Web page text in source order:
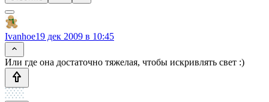
Ivanhoe19 дек 2009 в 10:45
Или где она достаточно тяжелая, чтобы искривлять свет :)